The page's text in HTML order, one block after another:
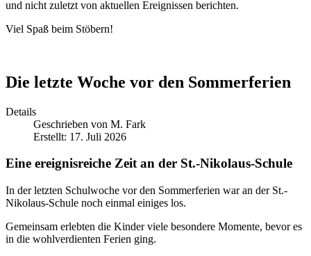
und nicht zuletzt von aktuellen Ereignissen berichten.
Viel Spaß beim Stöbern!
Die letzte Woche vor den Sommerferien
Details
Geschrieben von M. Fark
Erstellt: 17. Juli 2026
Eine ereignisreiche Zeit an der St.-Nikolaus-Schule
In der letzten Schulwoche vor den Sommerferien war an der St.-
Nikolaus-Schule noch einmal einiges los.
Gemeinsam erlebten die Kinder viele besondere Momente, bevor es
in die wohlverdienten Ferien ging.